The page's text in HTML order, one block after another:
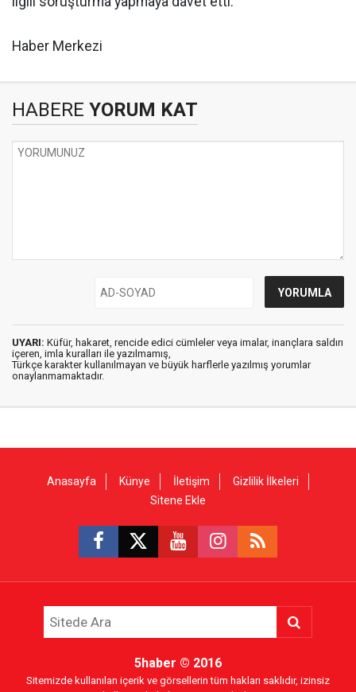
Haber Merkezi
HABERE YORUM KAT
UYARI: Küfür, hakaret, rencide edici cümleler veya imalar, inançlara saldırı
içeren, imla kuralları ile yazılmamış,
Türkçe karakter kullanılmayan ve büyük harflerle yazılmış yorumlar
onaylanmamaktadır.
Anasayfa Künye İletişim
Gizlilik İlkeleri
Sitene Ekle
5haber © 2016
Sitemizde kullanılan içerik ve görsellerin tüm hakları saklıdır, izinsiz